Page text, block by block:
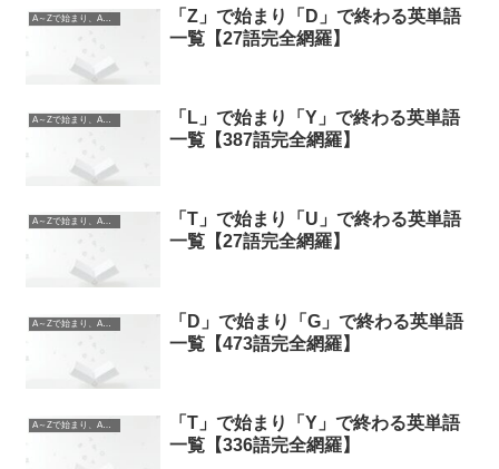
A～Zで始まり、A～Zで終わる英単語
「Z」で始まり「D」で終わる英単語
一覧【27語完全網羅】
A～Zで始まり、A～Zで終わる英単語
「L」で始まり「Y」で終わる英単語
一覧【387語完全網羅】
A～Zで始まり、A～Zで終わる英単語
「T」で始まり「U」で終わる英単語
一覧【27語完全網羅】
A～Zで始まり、A～Zで終わる英単語
「D」で始まり「G」で終わる英単語
一覧【473語完全網羅】
A～Zで始まり、A～Zで終わる英単語
「T」で始まり「Y」で終わる英単語
一覧【336語完全網羅】